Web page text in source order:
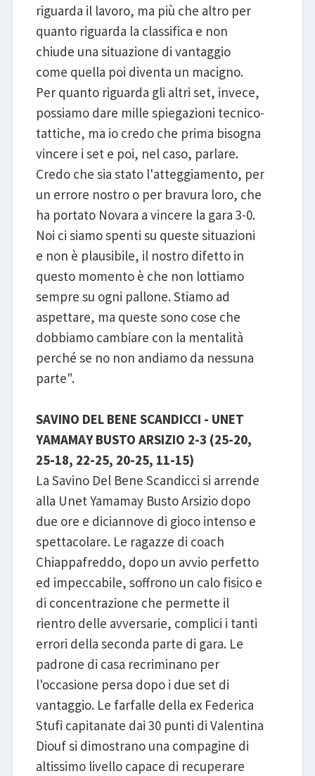
riguarda il lavoro, ma più che altro per
quanto riguarda la classifica e non
chiude una situazione di vantaggio
come quella poi diventa un macigno.
Per quanto riguarda gli altri set, invece,
possiamo dare mille spiegazioni tecnico-
tattiche, ma io credo che prima bisogna
vincere i set e poi, nel caso, parlare.
Credo che sia stato l'atteggiamento, per
un errore nostro o per bravura loro, che
ha portato Novara a vincere la gara 3-0.
Noi ci siamo spenti su queste situazioni
e non è plausibile, il nostro difetto in
questo momento è che non lottiamo
sempre su ogni pallone. Stiamo ad
aspettare, ma queste sono cose che
dobbiamo cambiare con la mentalità
perché se no non andiamo da nessuna
parte".
SAVINO DEL BENE SCANDICCI - UNET
YAMAMAY BUSTO ARSIZIO 2-3 (25-20,
25-18, 22-25, 20-25, 11-15)
La Savino Del Bene Scandicci si arrende
alla Unet Yamamay Busto Arsizio dopo
due ore e diciannove di gioco intenso e
spettacolare. Le ragazze di coach
Chiappafreddo, dopo un avvio perfetto
ed impeccabile, soffrono un calo fisico e
di concentrazione che permette il
rientro delle avversarie, complici i tanti
errori della seconda parte di gara. Le
padrone di casa recriminano per
l'occasione persa dopo i due set di
vantaggio. Le farfalle della ex Federica
Stufi capitanate dai 30 punti di Valentina
Diouf si dimostrano una compagine di
altissimo livello capace di recuperare